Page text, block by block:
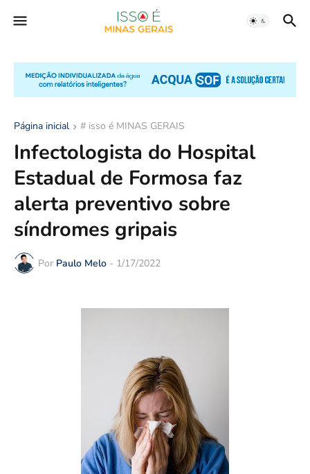
Página inicial # isso é MINAS GERAIS
Infectologista do Hospital
Estadual de Formosa faz
alerta preventivo sobre
síndromes gripais
Por Paulo Melo - 1/17/2022